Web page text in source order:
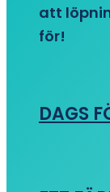
att
för!
DAGS